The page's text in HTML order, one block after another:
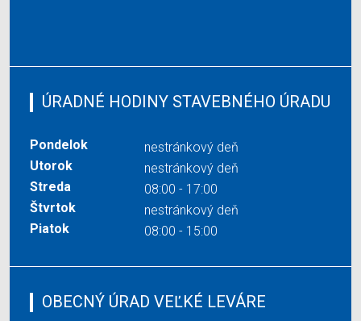
ÚRADNÉ HODINY STAVEBNÉHO ÚRADU
Pondelok
nestránkový deň
Utorok
nestránkový deň
Streda
08:00 - 17:00
Štvrtok
nestránkový deň
Piatok
08:00 - 15:00
OBECNÝ ÚRAD VEĽKÉ LEVÁRE